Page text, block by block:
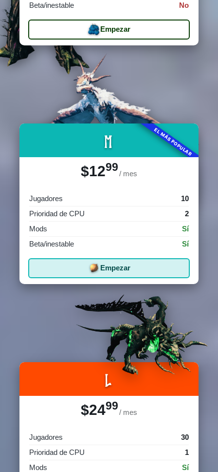
Beta/inestable
No
Empezar
M EL MÁS POPULAR
$1299
/ mes
Jugadores
10
Prioridad de CPU
2
Mods
Sí
Beta/inestable
Sí
Empezar
L
$2499
/ mes
Jugadores
30
Prioridad de CPU
1
Mods
Sí